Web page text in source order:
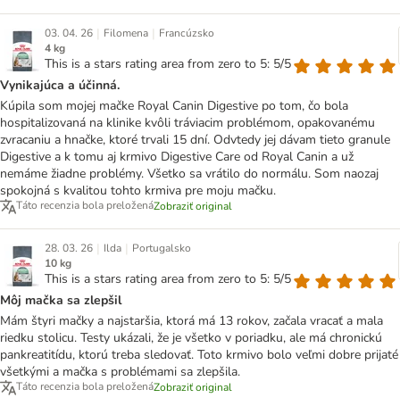
03. 04. 26 | Filomena | Francúzsko
4 kg
This is a stars rating area from zero to 5: 5/5
Vynikajúca a účinná.
Kúpila som mojej mačke Royal Canin Digestive po tom, čo bola
hospitalizovaná na klinike kvôli tráviacim problémom, opakovanému
zvracaniu a hnačke, ktoré trvali 15 dní. Odvtedy jej dávam tieto granule
Digestive a k tomu aj krmivo Digestive Care od Royal Canin a už
nemáme žiadne problémy. Všetko sa vrátilo do normálu. Som naozaj
spokojná s kvalitou tohto krmiva pre moju mačku.
Táto recenzia bola preloženáZobraziť original
28. 03. 26 | Ilda | Portugalsko
10 kg
This is a stars rating area from zero to 5: 5/5
Môj mačka sa zlepšil
Mám štyri mačky a najstaršia, ktorá má 13 rokov, začala vracať a mala
riedku stolicu. Testy ukázali, že je všetko v poriadku, ale má chronickú
pankreatitídu, ktorú treba sledovať. Toto krmivo bolo veľmi dobre prijaté
všetkými a mačka s problémami sa zlepšila.
Táto recenzia bola preloženáZobraziť original